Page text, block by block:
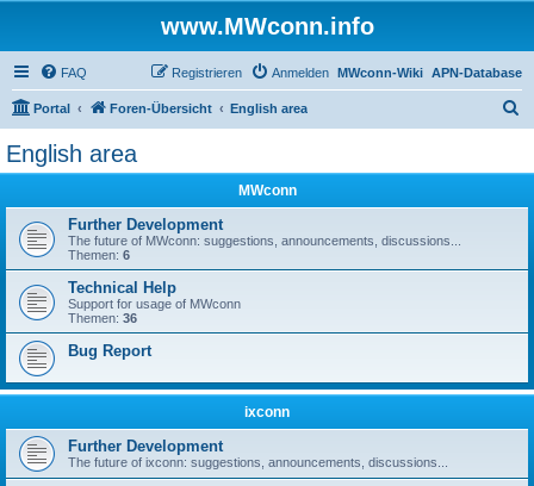
www.MWconn.info
FAQ APN-Database
MWconn-Wiki
Anmelden
Registrieren
Portal Foren-Übersicht English area
English area
MWconn
Further Development
The future of MWconn: suggestions, announcements, discussions...
Themen: 6
Technical Help
Support for usage of MWconn
Themen: 36
Bug Report
ixconn
Further Development
The future of ixconn: suggestions, announcements, discussions...